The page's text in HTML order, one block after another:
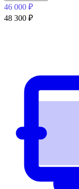
46 000 ₽
48 300 ₽